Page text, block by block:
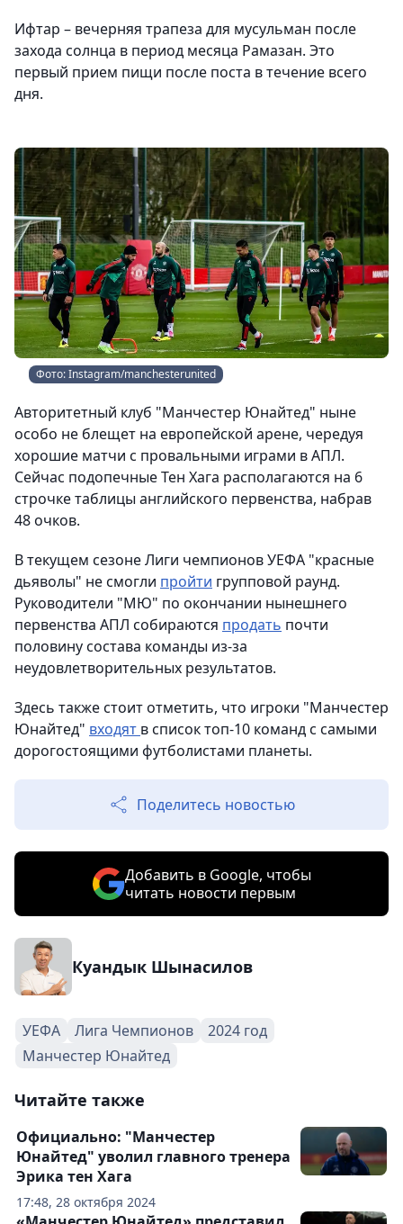
Ифтар – вечерняя трапеза для мусульман после
захода солнца в период месяца Рамазан. Это
первый прием пищи после поста в течение всего
дня.
Фото: Instagram/manchesterunited
Авторитетный клуб "Манчестер Юнайтед" ныне
особо не блещет на европейской арене, чередуя
хорошие матчи с провальными играми в АПЛ.
Сейчас подопечные Тен Хага располагаются на 6
строчке таблицы английского первенства, набрав
48 очков.
В текущем сезоне Лиги чемпионов УЕФА "красные
дьяволы" не смогли пройти групповой раунд.
Руководители "МЮ" по окончании нынешнего
первенства АПЛ собираются продать почти
половину состава команды из-за
неудовлетворительных результатов.
Здесь также стоит отметить, что игроки "Манчестер
Юнайтед" входят в список топ-10 команд с самыми
дорогостоящими футболистами планеты.
Поделитесь новостью
Добавить в Google, чтобы
читать новости первым
Куандык Шынасилов
УЕФА Лига Чемпионов
2024 год
Манчестер Юнайтед
Читайте также
17:48, 28 октября 2024
Официально: "Манчестер
Юнайтед" уволил главного тренера
Эрика тен Хага